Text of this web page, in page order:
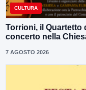
CULTURA
Torrioni, il Quartetto
concerto nella
7 AGOSTO 2026